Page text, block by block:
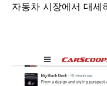
자동차 시장에서 대세